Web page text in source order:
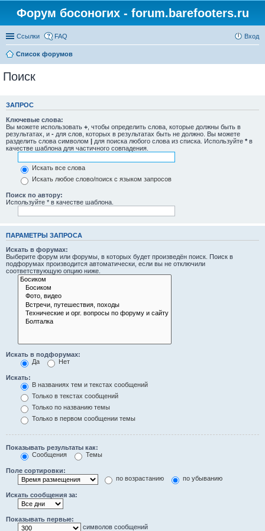
Форум босоногих - forum.barefooters.ru
Ссылки FAQ Вход
Список форумов
Поиск
ЗАПРОС
Ключевые слова:
Вы можете использовать + , чтобы определить слова, которые должны быть в
результатах, и - для слов, которых в результатах быть не должно. Вы можете
разделить слова символом | для поиска любого слова из списка. Используйте * в
качестве шаблона для частичного совпадения.
Искать все слова
Искать любое слово/поиск с языком запросов
Поиск по автору:
Используйте * в качестве шаблона.
ПАРАМЕТРЫ ЗАПРОСА
Искать в форумах:
Выберите форум или форумы, в которых будет произведён поиск. Поиск в
подфорумах производится автоматически, если вы не отключили
соответствующую опцию ниже.
Искать в подфорумах:
Да
Нет
Искать:
В названиях тем и текстах сообщений
Только в текстах сообщений
Только по названию темы
Только в первом сообщении темы
Показывать результаты как:
Сообщения
Темы
Поле сортировки:
по возрастанию
по убыванию
Искать сообщения за:
Показывать первые:
символов сообщений